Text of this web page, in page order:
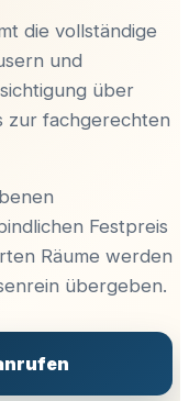
die vollständige
und
über
zur fachgerechten
Festpreis
Räume werden
übergeben.